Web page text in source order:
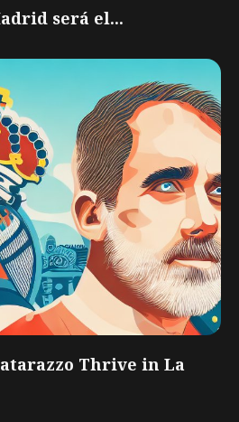
será el...
Thrive in La